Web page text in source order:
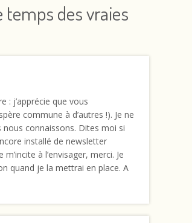
temps des vraies
: j’apprécie que vous
commune à d’autres !). Je ne
connaissons. Dites moi si
installé de newsletter
à l’envisager, merci. Je
quand je la mettrai en place. A